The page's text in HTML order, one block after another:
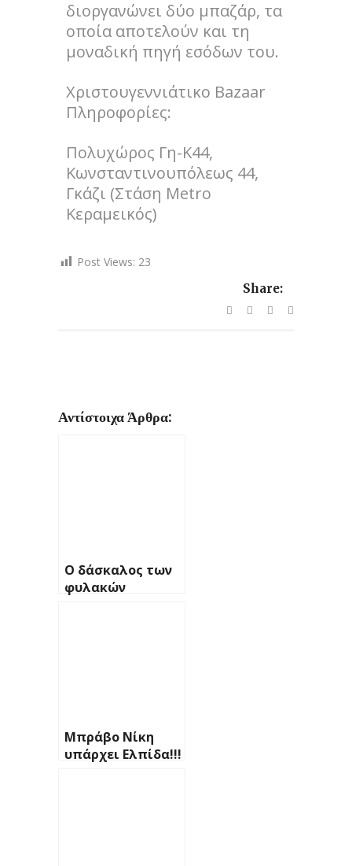
διοργανώνει δύο μπαζάρ, τα
οποία αποτελούν και τη
μοναδική πηγή εσόδων του.
Χριστουγεννιάτικο Bazaar
Πληροφορίες:
Πολυχώρος Γη-Κ44,
Κωνσταντινουπόλεως 44,
Γκάζι (Στάση Metro
Κεραμεικός)
Post Views: 23
Share:
Αντίστοιχα Άρθρα:
Ο δάσκαλος των
φυλακών
Μπράβο Νίκη
υπάρχει Ελπίδα!!!